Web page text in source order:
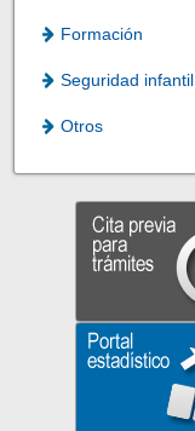
Formación
Seguridad infantil
Otros